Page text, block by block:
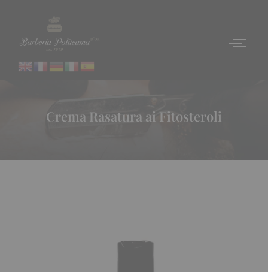
Crema Rasatura ai Fitosteroli